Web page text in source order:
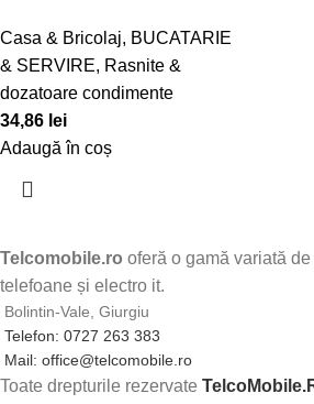
Casa & Bricolaj, BUCATARIE
& SERVIRE, Rasnite &
dozatoare condimente
34,86 lei
Adaugă în coș
Telcomobile.ro oferă o gamă variată
telefoane și electro it.
Bolintin-Vale, Giurgiu
Telefon: 0727 263 383
Mail: office@telcomobile.ro
Toate drepturile rezervate